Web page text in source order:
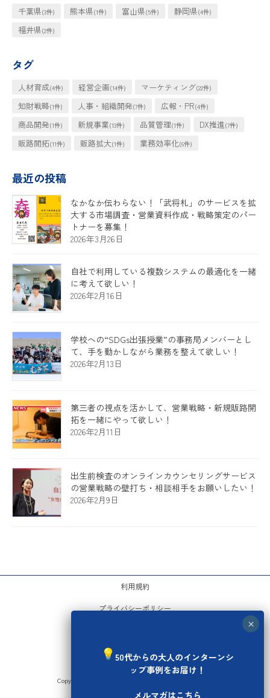
千葉県(3件) 熊本県(1件) 富山県(5件) 静岡県(4件)
福井県(2件)
タグ
人材育成(4件) 経営企画(14件) マーケティング(22件)
知財戦略(1件) 人事・組織開発(7件) 広報・PR(4件)
商品開発(1件) 新規事業(13件) 品質管理(1件) DX推進(7件)
販路開拓(11件) 販路拡大(1件) 業務効率化(6件)
最近の投稿
なかなか伝わらない！「武将札」のサービスを拡
大する市場調査・営業資料作成・戦略策定のパー
トナーを募集！
2026年3月26日
自社で利用している複数システムの最適化を一緒
に考えて欲しい！
2026年2月16日
学校への“SDGs出張授業”の事務局メンバーとし
て、手を動かしながら業務を整えて欲しい！
2026年2月13日
第三者の視点を活かして、営業戦略・新規販路開
拓を一緒にやって欲しい！
2026年2月11日
出生前検査のオンラインカウンセリングサービス
の営業戦略の壁打ち・相談相手をお願いしたい！
2026年2月9日
利用規約
プライバシーポリシー
お問い合わせ
Copyright © セカンドキャリア塾 All Rights Reserved.
50代からの大人のインターンシ
ップ事例をお届け！
メルマガはこちら